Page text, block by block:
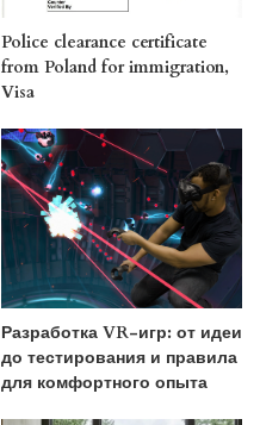
Police clearance certificate
from Poland for immigration,
Visa
Разработка VR-игр: от идеи
до тестирования и правила
для комфортного опыта